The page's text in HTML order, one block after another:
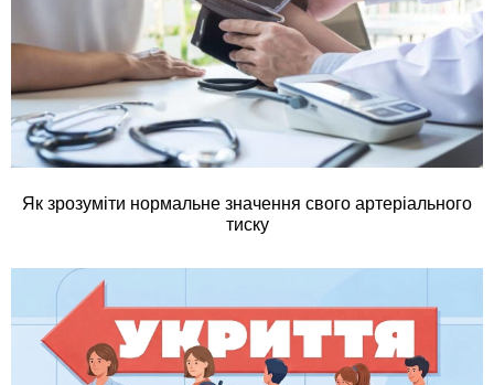
Як зрозуміти нормальне значення свого артеріального
тиску